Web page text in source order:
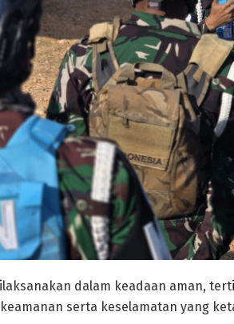
dalam keadaan aman,
serta keselamatan yang